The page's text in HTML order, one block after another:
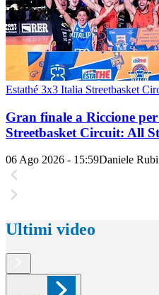
Estathé 3x3 Italia Streetbasket
Gran finale a Riccione
Streetbasket Circuit: All
06 Ago 2026 - 15:59Daniele
Ultimi video